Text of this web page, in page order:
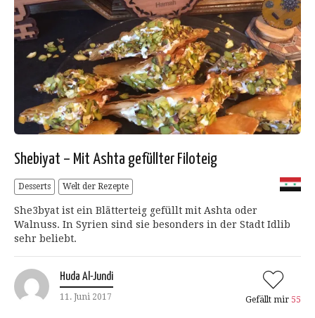
Shebiyat – Mit Ashta gefüllter Filoteig
Desserts Welt der Rezepte
She3byat ist ein Blätterteig gefüllt mit Ashta oder
Walnuss. In Syrien sind sie besonders in der Stadt Idlib
sehr beliebt.
Huda Al-Jundi
11. Juni 2017 Gefällt mir 55